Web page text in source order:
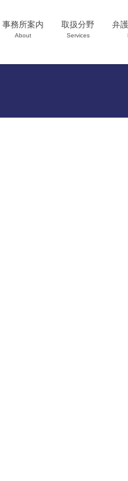
事務所案内
About
取扱分野
Services
弁